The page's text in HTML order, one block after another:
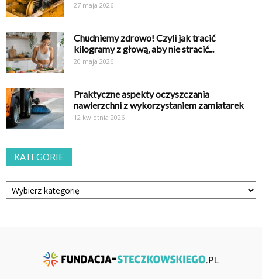
27 maja 2026
Chudniemy zdrowo! Czyli jak tracić
kilogramy z głową, aby nie stracić...
20 maja 2026
Praktyczne aspekty oczyszczania
nawierzchni z wykorzystaniem zamiatarek
12 kwietnia 2026
KATEGORIE
Kategorie